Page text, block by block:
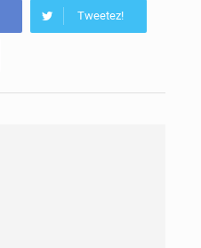
Tweetez!